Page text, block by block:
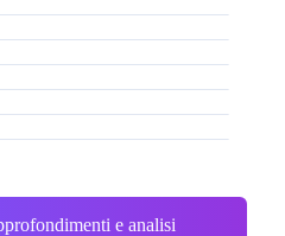
e analisi